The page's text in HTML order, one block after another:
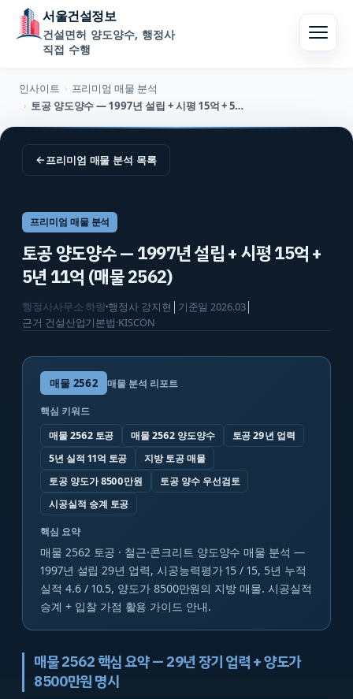
서울건설정보
건설면허 양도양수, 행정사
직접 수행
인사이트 › 프리미엄 매물 분석
› 토공 양도양수 — 1997년 설립 + 시평 15억 + 5년 11억 (매물 2562)
←프리미엄 매물 분석 목록
프리미엄 매물 분석
토공 양도양수 — 1997년 설립 + 시평 15억 +
5년 11억 (매물 2562)
행정사사무소 하랑·행정사 강지현 기준일2026.03│
근거 건설산업기본법·KISCON
매물 2562 매물 분석 리포트
핵심 키워드
매물 2562 토공
매물 2562 양도양수
토공 29년 업력
5년 실적 11억 토공
지방 토공 매물
토공 양도가 8500만원
토공 양수 우선검토
시공실적 승계 토공
핵심 요약
매물 2562 토공 · 철근·콘크리트 양도양수 매물 분석 —
1997년 설립 29년 업력, 시공능력평가 15 / 15, 5년 누적
실적 4.6 / 10.5, 양도가 8500만원의 지방 매물. 시공실적
승계 + 입찰 가점 활용 가이드 안내.
매물 2562 핵심 요약 — 29년 장기 업력 + 양도가
8500만원 명시